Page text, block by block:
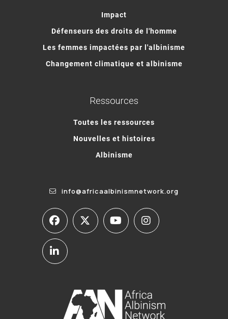
Impact
Défenseurs des droits de l'homme
Les femmes impactées par l'albinisme
Changement climatique et albinisme
Ressources
Toutes les ressources
Nouvelles et histoires
Albinisme
info@africaalbinismnetwork.org